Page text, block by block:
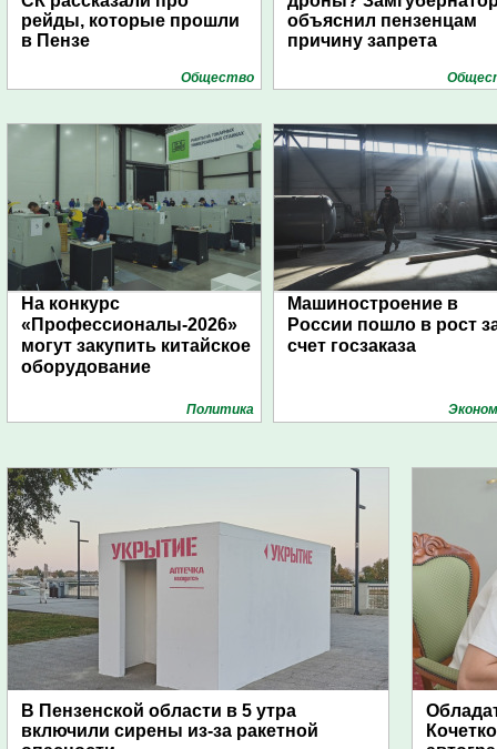
рейды, которые прошли
в Пензе
Общество
объяснил пензенцам
причину запрета
На конкурс
«Профессионалы-2026»
могут закупить китайское
оборудование
Политика
Машиностроение в
России пошло в рост
счет госзаказа
В Пензенской области в 5 утра
включили сирены из-за ракетной